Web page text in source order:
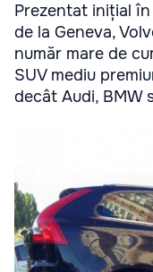
Prezentat inițial
de la Geneva,
număr mare de
SUV mediu
decât Audi, BMW